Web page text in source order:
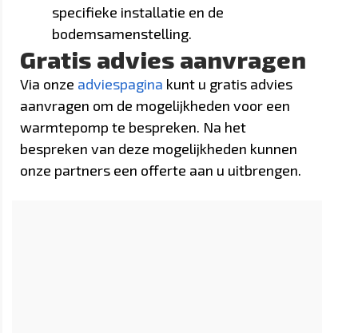
specifieke installatie en de
bodemsamenstelling.
Gratis advies aanvragen
Via onze adviespagina kunt u gratis advies
aanvragen om de mogelijkheden voor een
warmtepomp te bespreken. Na het
bespreken van deze mogelijkheden kunnen
onze partners een offerte aan u uitbrengen.